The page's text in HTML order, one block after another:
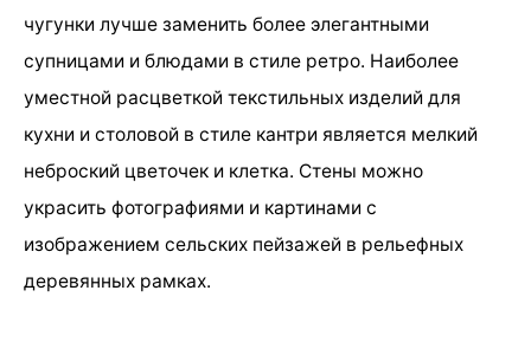
чугунки лучше заменить более элегантными
супницами и блюдами в стиле ретро. Наиболее
уместной расцветкой текстильных изделий для
кухни и столовой в стиле кантри является мелкий
неброский цветочек и клетка. Стены можно
украсить фотографиями и картинами с
изображением сельских пейзажей в рельефных
деревянных рамках.